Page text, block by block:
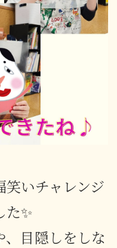
いチャレンジ
た✨
目隠しをしな